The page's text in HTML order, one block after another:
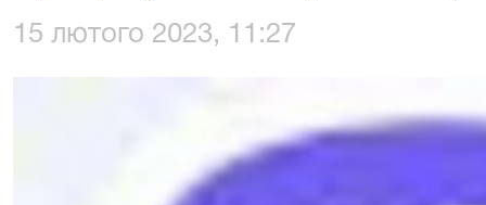
15 лютого 2023, 11:27